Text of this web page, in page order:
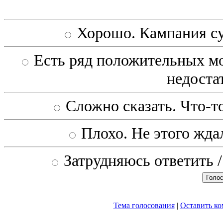
Хорошо. Кампания
Есть ряд положительных
Сложно сказать. Что-
Плохо. Не этого
Затрудняюсь
Тема голосования| Оставить